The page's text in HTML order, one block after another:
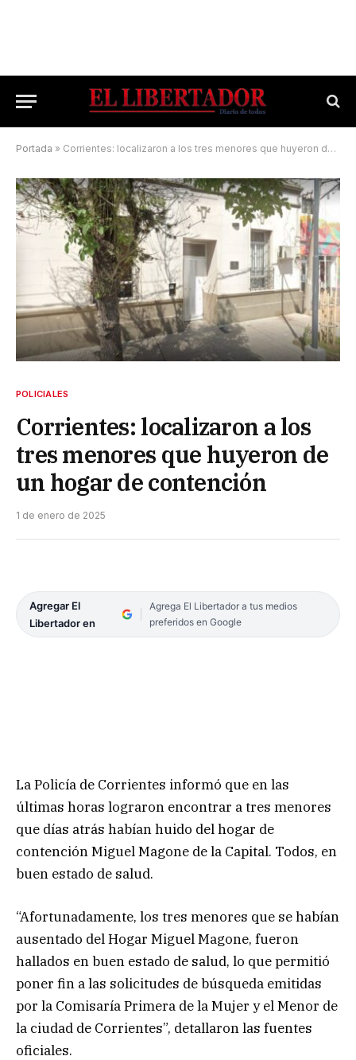
Portada » Corrientes: localizaron a los tres menores que huyeron de un hogar de contención
POLICIALES
Corrientes: localizaron a los
tres menores que huyeron de
un hogar de contención
1 de enero de 2025
Agregar El
Libertador en
Agrega El Libertador a tus medios
preferidos en Google
La Policía de Corrientes informó que en las
últimas horas lograron encontrar a tres menores
que días atrás habían huido del hogar de
contención Miguel Magone de la Capital. Todos, en
buen estado de salud.
“Afortunadamente, los tres menores que se habían
ausentado del Hogar Miguel Magone, fueron
hallados en buen estado de salud, lo que permitió
poner fin a las solicitudes de búsqueda emitidas
por la Comisaría Primera de la Mujer y el Menor de
la ciudad de Corrientes”, detallaron las fuentes
oficiales.